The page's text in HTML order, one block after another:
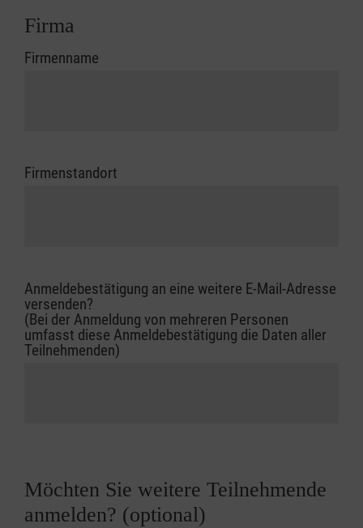
Firma
Firmenname
Firmenstandort
Anmeldebestätigung an eine weitere E-Mail-Adresse
versenden?
(Bei der Anmeldung von mehreren Personen
umfasst diese Anmeldebestätigung die Daten aller
Teilnehmenden)
Möchten Sie weitere Teilnehmende
anmelden? (optional)